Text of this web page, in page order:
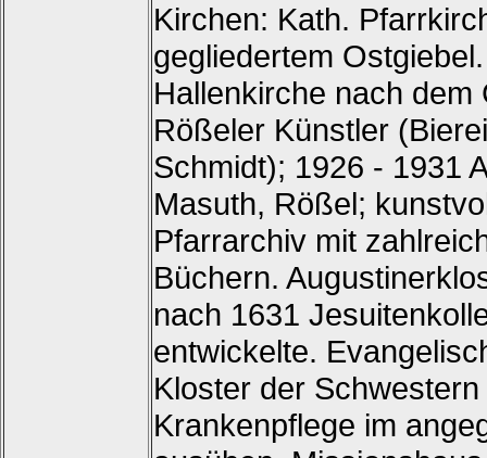
Kirchen: Kath.
gegliedertem
Hallenkirche nach
Rößeler Künstler
Schmidt); 1926 - 1931
Masuth, Rößel;
Pfarrarchiv mit
Büchern.
nach 1631
entwickelte.
Kloster der
Krankenpflege im